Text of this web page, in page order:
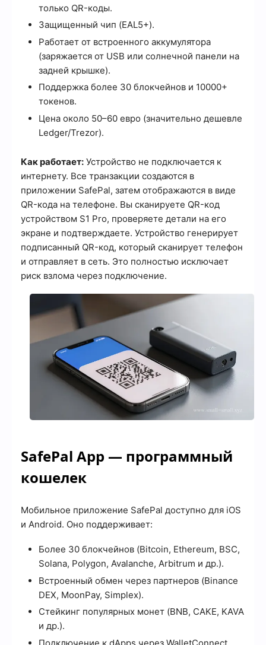
только QR-коды.
Защищенный чип (EAL5+).
Работает от встроенного аккумулятора
(заряжается от USB или солнечной панели на
задней крышке).
Поддержка более 30 блокчейнов и 10000+
токенов.
Цена около 50–60 евро (значительно дешевле
Ledger/Trezor).
Как работает: Устройство не подключается к
интернету. Все транзакции создаются в
приложении SafePal, затем отображаются в виде
QR-кода на телефоне. Вы сканируете QR-код
устройством S1 Pro, проверяете детали на его
экране и подтверждаете. Устройство генерирует
подписанный QR-код, который сканирует телефон
и отправляет в сеть. Это полностью исключает
риск взлома через подключение.
SafePal App — программный
кошелек
Мобильное приложение SafePal доступно для iOS
и Android. Оно поддерживает:
Более 30 блокчейнов (Bitcoin, Ethereum, BSC,
Solana, Polygon, Avalanche, Arbitrum и др.).
Встроенный обмен через партнеров (Binance
DEX, MoonPay, Simplex).
Стейкинг популярных монет (BNB, CAKE, KAVA
и др.).